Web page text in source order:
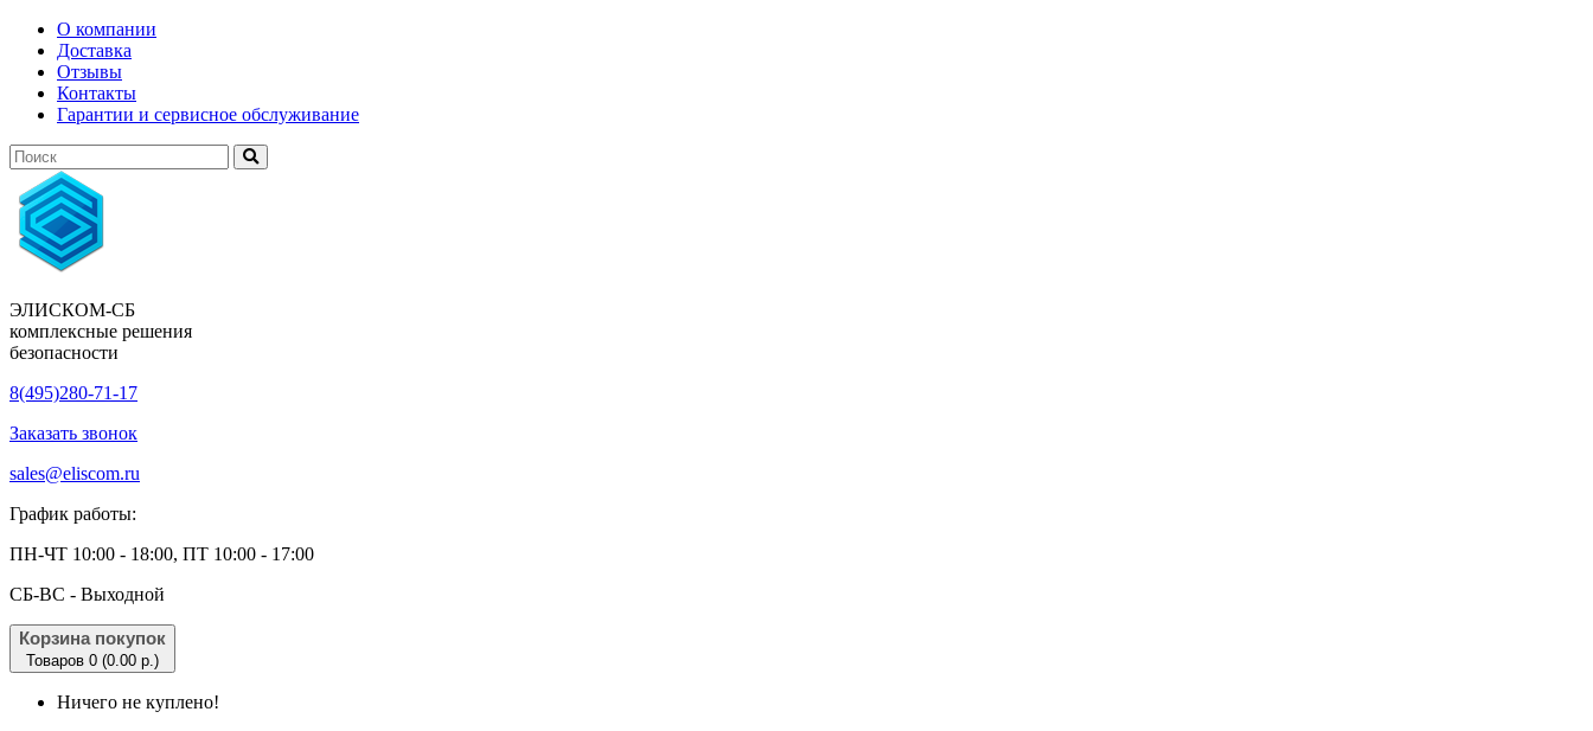
О компании
Доставка
Отзывы
Контакты
Гарантии и сервисное обслуживание
ЭЛИСКОМ-СБ
комплексные решения
безопасности
8(495)280-71-17
Заказать звонок
sales@eliscom.ru
График работы:
ПН-ЧТ 10:00 - 18:00, ПТ 10:00 - 17:00
CБ-ВС - Выходной
Корзина покупок
Товаров 0 (0.00 р.)
Ничего не куплено!